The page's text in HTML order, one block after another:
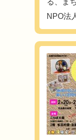
る、ま
NPO法